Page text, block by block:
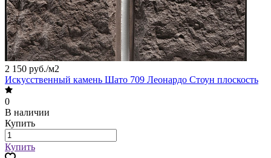
2 150 руб./м2
Искусственный камень Шато 709 Леонардо Стоун плоскость
0
В наличии
Купить
Купить